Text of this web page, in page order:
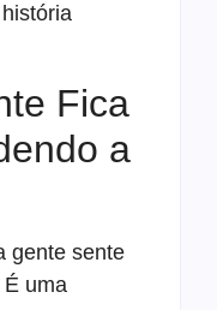
Fica
a
gente sente
uma